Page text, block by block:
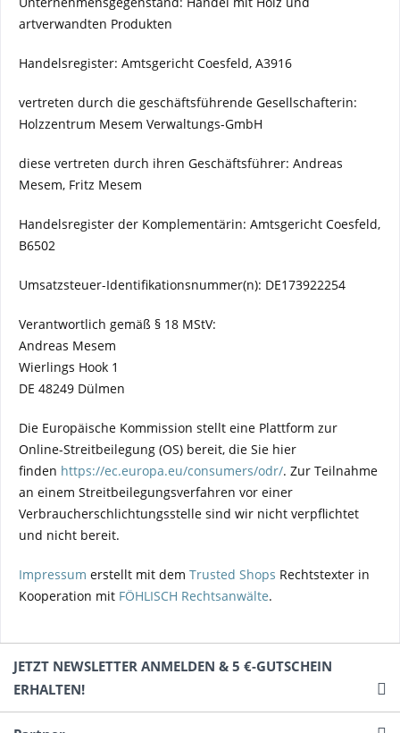
artverwandten Produkten
Handelsregister: Amtsgericht Coesfeld, A3916
vertreten durch die geschäftsführende Gesellschafterin:
Holzzentrum Mesem Verwaltungs-GmbH
diese vertreten durch ihren Geschäftsführer: Andreas
Mesem, Fritz Mesem
Handelsregister der Komplementärin: Amtsgericht Coesfeld,
B6502
Umsatzsteuer-Identifikationsnummer(n): DE173922254
Verantwortlich gemäß § 18 MStV:
Andreas Mesem
Wierlings Hook 1
DE 48249 Dülmen
Die Europäische Kommission stellt eine Plattform zur
Online-Streitbeilegung (OS) bereit, die Sie hier
finden https://ec.europa.eu/consumers/odr/. Zur Teilnahme
an einem Streitbeilegungsverfahren vor einer
Verbraucherschlichtungsstelle sind wir nicht verpflichtet
und nicht bereit.
Impressum erstellt mit dem Trusted Shops Rechtstexter in
Kooperation mit FÖHLISCH Rechtsanwälte.
JETZT NEWSLETTER ANMELDEN & 5 €-GUTSCHEIN
ERHALTEN!